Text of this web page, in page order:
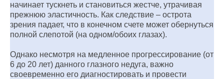
начинает тускнеть и становиться жестче, утрачивая
прежнюю эластичность. Как следствие – острота
зрения падает, что в конечном счете может обернуться
полной слепотой (на одном/обоих глазах).
Однако несмотря на медленное прогрессирование (от
6 до 20 лет) данного глазного недуга, важно
своевременно его диагностировать и провести